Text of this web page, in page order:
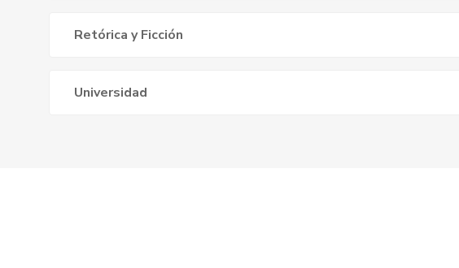
Retórica y Ficción
Universidad